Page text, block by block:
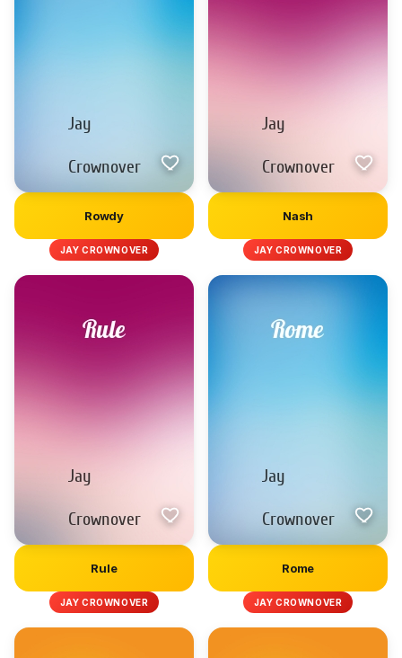
Rowdy
JAY CROWNOVER
Nash
JAY CROWNOVER
Rule
JAY CROWNOVER
Rome
JAY CROWNOVER